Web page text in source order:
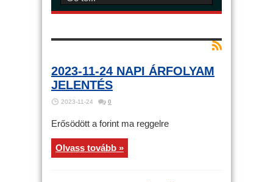
2023-11-24 NAPI ÁRFOLYAM
JELENTÉS
2023-11-24 0
Erősödött a forint ma reggelre
Olvass tovább »